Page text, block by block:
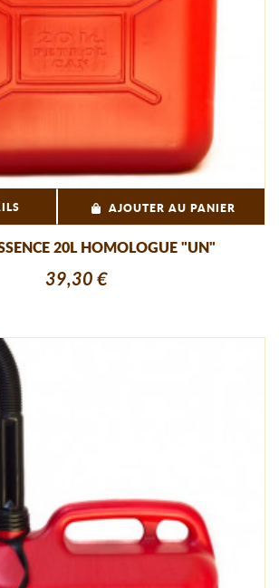
AJOUTER AU PANIER
20L HOMOLOGUE "UN"
39,30 €